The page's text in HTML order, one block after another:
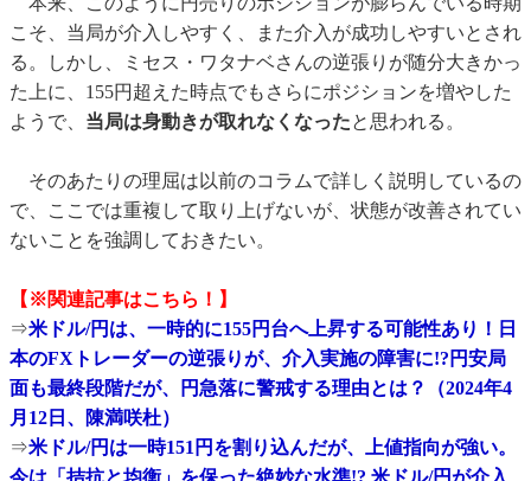
こそ、当局が介入しやすく、また介入が成功しやすいとされ
る。しかし、ミセス・ワタナベさんの逆張りが随分大きかっ
た上に、155円超えた時点でもさらにポジションを増やした
ようで、 当局は身動きが取れなくなったと思われる。
そのあたりの理屈は以前のコラムで詳しく説明しているの
で、ここでは重複して取り上げないが、状態が改善されてい
ないことを強調しておきたい。
【※関連記事はこちら！】
⇒米ドル/円は、一時的に155円台へ上昇する可能性あり！日
本のFXトレーダーの逆張りが、介入実施の障害に!?円安局
面も最終段階だが、円急落に警戒する理由とは？（2024年4
月12日、陳満咲杜）
⇒米ドル/円は一時151円を割り込んだが、上値指向が強い。
今は「拮抗と均衡」を保った絶妙な水準!? 米ドル/円が介入